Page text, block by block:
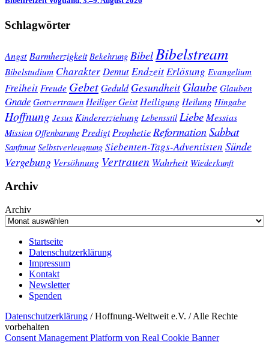
Schlagwörter
Angst Barmherzigkeit Bekehrung Bibel Bibelstream
Bibelstudium Charakter Demut EndzeitErlösung Evangelium
Freiheit Freude GebetGeduld Gesundheit Glaube Glauben
Gnade Gottvertrauen Heiliger Geist Heiligung Heilung Hingabe
Hoffnung Jesus Kindererziehung Lebensstil Liebe Messias
Mission Offenbarung Predigt Prophetie ReformationSabbat
Sanftmut Selbstverleugnung Siebenten-Tags-Adventisten Sünde
Vergebung Versöhnung Vertrauen Wahrheit Wiederkunft
Archiv
Archiv
Startseite
Datenschutzerklärung
Impressum
Kontakt
Newsletter
Spenden
Datenschutzerklärung / Hoffnung-Weltweit e.V. / Alle Rechte
vorbehalten
Consent Management Platform von Real Cookie Banner